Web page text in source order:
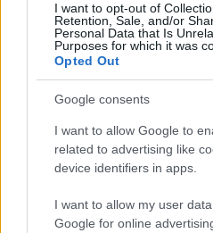
I want to opt-out of
Retention, Sale, and/or
Personal Data that Is
Purposes for which it was
Opted Out
Google consents
I want to allow Google to
related to advertising like
device identifiers in apps.
I want to allow my user
Google for online